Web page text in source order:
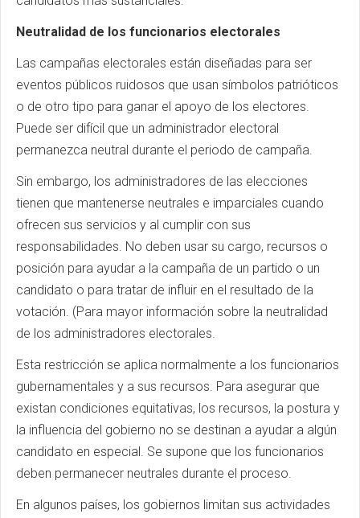
Neutralidad de los funcionarios electorales
Las campañas electorales están diseñadas para ser
eventos públicos ruidosos que usan símbolos patrióticos
o de otro tipo para ganar el apoyo de los electores.
Puede ser difícil que un administrador electoral
permanezca neutral durante el periodo de campaña.
Sin embargo, los administradores de las elecciones
tienen que mantenerse neutrales e imparciales cuando
ofrecen sus servicios y al cumplir con sus
responsabilidades. No deben usar su cargo, recursos o
posición para ayudar a la campaña de un partido o un
candidato o para tratar de influir en el resultado de la
votación. (Para mayor información sobre la neutralidad
de los administradores electorales.
Esta restricción se aplica normalmente a los funcionarios
gubernamentales y a sus recursos. Para asegurar que
existan condiciones equitativas, los recursos, la postura y
la influencia del gobierno no se destinan a ayudar a algún
candidato en especial. Se supone que los funcionarios
deben permanecer neutrales durante el proceso.
En algunos países, los gobiernos limitan sus actividades